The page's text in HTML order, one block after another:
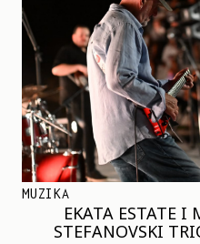
MUZIKA
EKATA ESTATE I
STEFANOVSKI